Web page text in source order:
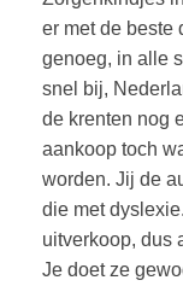
er met de beste
genoeg, in alle
snel bij,
de krenten nog
aankoop toch
worden. Jij de
die met
uitverkoop, dus
Je doet ze